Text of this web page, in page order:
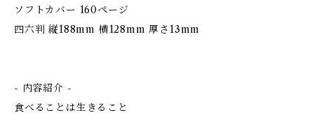
ソフトカバー 160ページ
四六判 縦188mm 横128mm 厚さ13mm
- 内容紹介 -
食べることは生きること